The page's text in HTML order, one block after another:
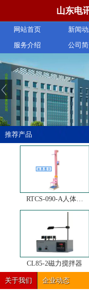
山东电
网站首页 新闻
服务介绍 公司
推荐产品
RTCS-090-A人体…
CL85-2磁力搅拌器
关于我们 企业动态